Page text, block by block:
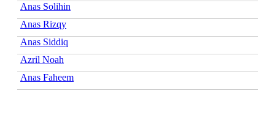
Anas Solihin
Anas Rizqy
Anas Siddiq
Azril Noah
Anas Faheem